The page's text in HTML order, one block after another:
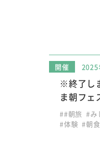
開催 2025
※終了し
ま朝フェ
##朝旅 #み
#体験 #朝食